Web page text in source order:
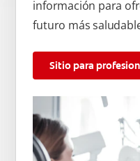
información para
futuro más
Sitio para